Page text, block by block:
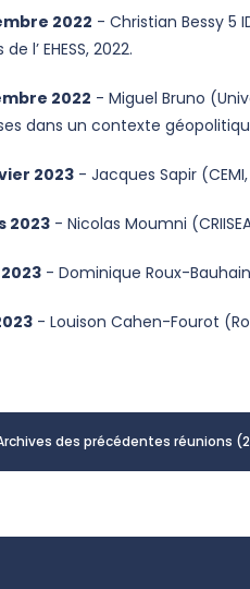
2022 - Christian Bessy 5
l’ EHESS, 2022.
2022 - Miguel Bruno
dans un contexte
2023 - Jacques Sapir
2023 - Nicolas Moumni
- Dominique Roux-
- Louison Cahen-Fourot
des précédentes réunions